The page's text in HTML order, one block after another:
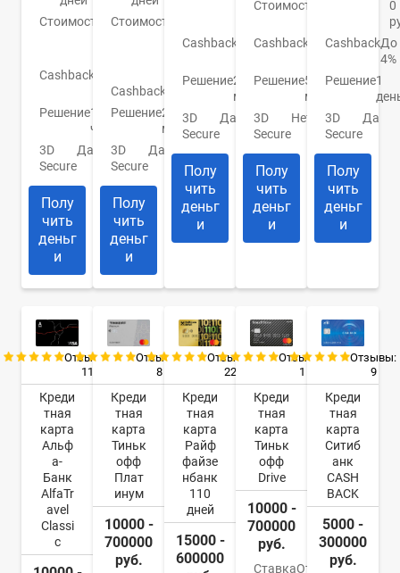
Стоимость
От
Cashback
Решение1
час
3D
Secure
Да
Полу
чить
деньг
и
Стоимость
590
Cashback
Решение2
мин.
3D
Secure
Да
Полу
чить
деньг
и
Cashback
Решение2
мин.
3D
Secure
Да
Полу
чить
деньг
и
Стоимость
Cashback
До
Решение5
мин.
3D
Secure
Нет
Полу
чить
деньг
и
0
CashbackДо
4%
Решение1
3D
Secure
Да
Полу
чить
деньг
и
Отзывы:
11
Креди
тная
карта
Альф
а-
Банк
AlfaTr
avel
Classi
c
Отзывы:
8
Креди
тная
карта
Тиньк
офф
Плат
инум
10000 -
700000
руб.
Отзывы:
22
Креди
тная
карта
Райф
файзе
нбанк
110
дней
15000 -
600000
Отзывы:
1
Креди
тная
карта
Тиньк
офф
Drive
10000 -
700000
руб.
СтавкаОт
Отзывы:
9
Креди
тная
карта
Ситиб
анк
CASH
BACK
5000 -
300000
руб.